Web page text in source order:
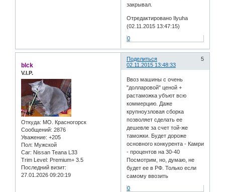
закрывал.
Отредактировано Ilyuha
(02.11.2015 13:47:15)
0
Поделиться
5
02.11.2015 13:48:33
blck
V.I.P.
Откуда: МО. Красногорск
Сообщений: 2876
Уважение: +205
Пол: Мужской
Car: Nissan Teana L33
Trim Level: Premium+ 3.5
Последний визит:
27.01.2026 09:20:19
Ввоз машины с очень
"долларовой" ценой +
растаможка убъют всю
коммерцию. Даже
крупноузловая сборка
позволяет сделать ее
дешевле за счет той-же
таможки. Будет дороже
основного конкурента - Камри
- процентов на 30-40
Посмотрим, но, думаю, не
будет ее в РФ. Только если
самому ввозить
0